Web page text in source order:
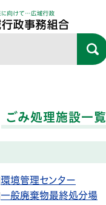
ごみ処理施設一覧
環境管理センター
一般廃棄物最終処分場